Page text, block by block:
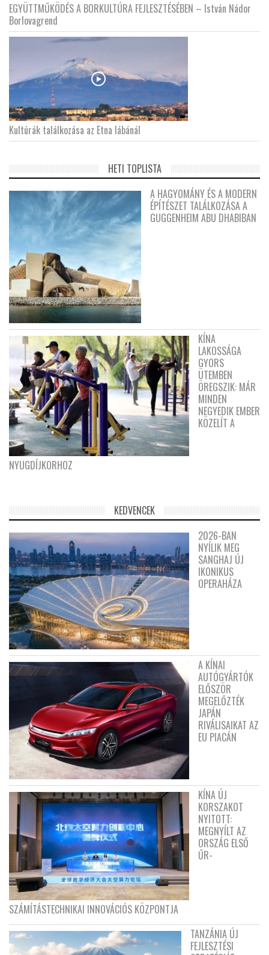
EGYÜTTMŰKÖDÉS A BORKULTÚRA FEJLESZTÉSÉBEN – István Nádor
Borlovagrend
Kultúrák találkozása az Etna lábánál
HETI TOPLISTA
A HAGYOMÁNY ÉS A MODERN
ÉPÍTÉSZET TALÁLKOZÁSA A
GUGGENHEIM ABU DHABIBAN
KÍNA
LAKOSSÁGA
GYORS
ÜTEMBEN
ÖREGSZIK: MÁR
MINDEN
NEGYEDIK EMBER
KÖZELÍT A
NYUGDÍJKORHOZ
KEDVENCEK
2026-BAN
NYÍLIK MEG
SANGHAJ ÚJ
IKONIKUS
OPERAHÁZA
A KÍNAI
AUTÓGYÁRTÓK
ELŐSZÖR
MEGELŐZTÉK
JAPÁN
RIVÁLISAIKAT AZ
EU PIACÁN
KÍNA ÚJ
KORSZAKOT
NYITOTT:
MEGNYÍLT AZ
ORSZÁG ELSŐ
ŰR-
SZÁMÍTÁSTECHNIKAI INNOVÁCIÓS KÖZPONTJA
TANZÁNIA ÚJ
FEJLESZTÉSI